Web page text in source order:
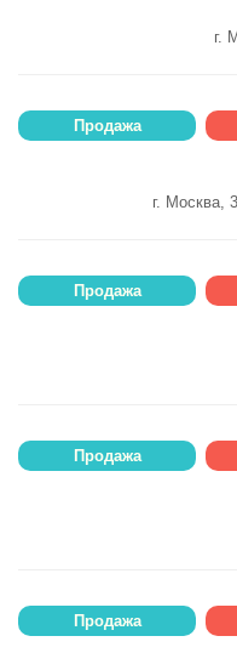
г.
Продажа
г. Москва,
Продажа
Продажа
Продажа